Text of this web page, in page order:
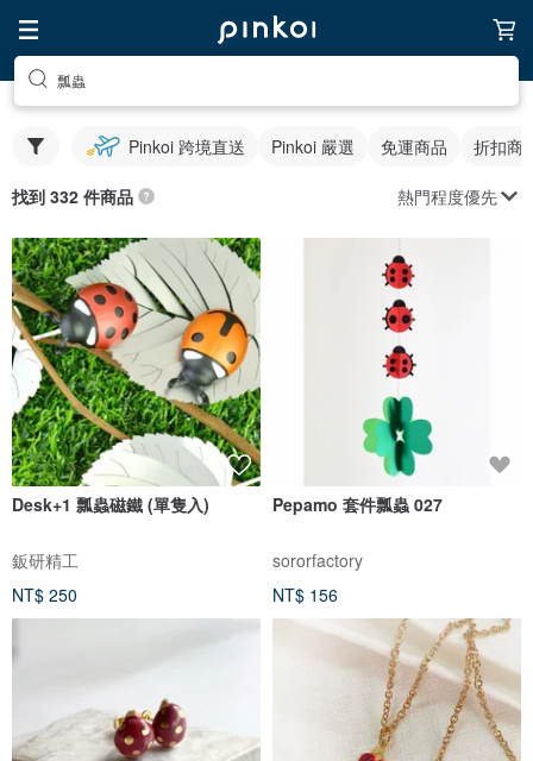
瓢蟲
Pinkoi 跨境直送 Pinkoi 嚴選 免運商品 折扣商
找到 332 件商品 熱門程度優先
Desk+1 瓢蟲磁鐵 (單隻入)
鈑研精工
NT$ 250
Pepamo 套件瓢蟲 027
sororfactory
NT$ 156